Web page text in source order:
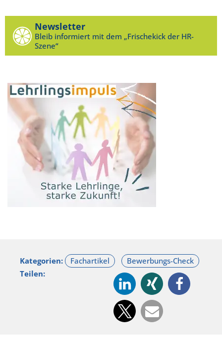
Newsletter
Bleib informiert mit dem „Frischekick der HR-
Szene“
Kategorien:
Teilen: